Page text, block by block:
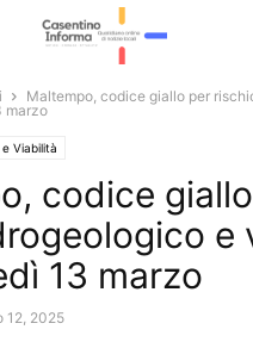
Maltempo, codice giallo per
marzo
Viabilità
codice
e
13 marzo
12, 2025